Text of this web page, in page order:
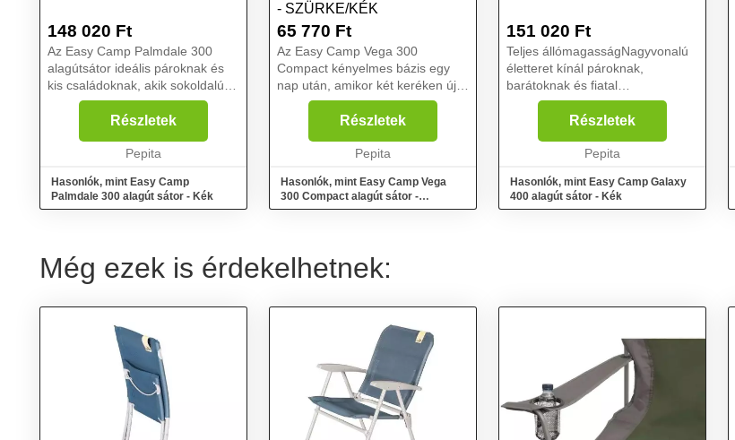
148 020 Ft
Az Easy Camp Palmdale 300
alagútsátor ideális pároknak és
kis családoknak, akik sokoldalú
sátrat keresnek, nagyszerű
lakóterülettel, esőálló elülső
bejárattal és rengeteg
tárolóhellyel. Elegendő helye...
Részletek
Pepita
Hasonlók, mint Easy Camp
Palmdale 300 alagút sátor - Kék
- SZÜRKE/KÉK
65 770 Ft
Az Easy Camp Vega 300
Compact kényelmes bázis egy
nap után, amikor két keréken új
horizontokat fedeztek fel, és
ideális a barátok számára, akik
együtt élvezik a szabadtéri
kalandok szabadságát. Az ala...
Részletek
Pepita
Hasonlók, mint Easy Camp Vega
300 Compact alagút sátor -
Szürke/Kék
151 020 Ft
Teljes állómagasságNagyvonalú
életteret kínál pároknak,
barátoknak és fiatal
családoknakRengeteg helyet
kínál a kültéri berendezések
számáraA sötét falak és a
mennyezet csökkentik a fényt és
Részletek
Pepita
Hasonlók, mint Easy Camp Galaxy
400 alagút sátor - Kék
Még ezek is érdekelhetnek: